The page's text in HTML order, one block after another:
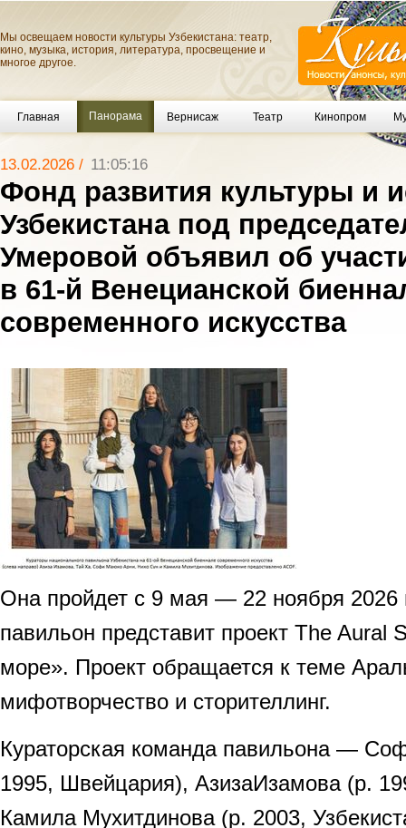
Мы освещаем новости культуры Узбекистана: театр,
кино, музыка, история, литература, просвещение и
многое другое.
Главная Панорама Вернисаж Театр Кинопром
13.02.2026 / 11:05:16
Фонд развития культуры и
Узбекистана под
Умеровой объявил об
в 61-й Венецианской
современного искусства
Она пройдет с 9 мая — 22 ноября 2026
павильон представит проект The Aural
море». Проект обращается к теме
мифотворчество и сторителлинг.
Кураторская команда павильона —
1995, Швейцария), АзизаИзамова (р.
Камила Мухитдинова (р. 2003,